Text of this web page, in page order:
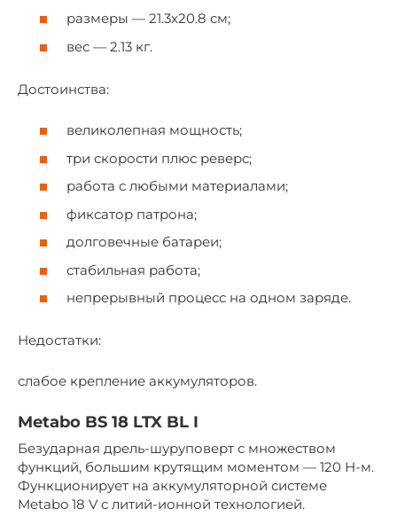
размеры — 21.3х20.8 см;
вес — 2.13 кг.
Достоинства:
великолепная мощность;
три скорости плюс реверс;
работа с любыми материалами;
фиксатор патрона;
долговечные батареи;
стабильная работа;
непрерывный процесс на одном заряде.
Недостатки:
слабое крепление аккумуляторов.
Metabo BS 18 LTX BL I
Безударная дрель-шуруповерт с множеством
функций, большим крутящим моментом — 120 Н-м.
Функционирует на аккумуляторной системе
Metabo 18 V с литий-ионной технологией.